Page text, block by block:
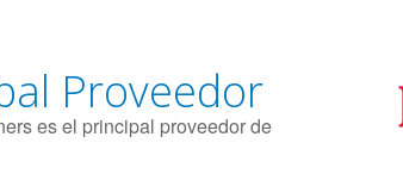
Proveedor
es el principal proveedor de